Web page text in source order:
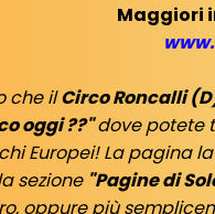
Maggiori
che ilCirco Roncalli
oggi ??"dove potete
Europei! La pagina
sezione "Pagine di
oppure più